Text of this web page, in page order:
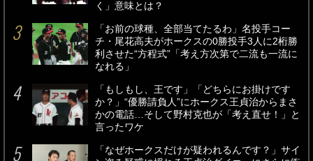
く」意味とは？
「お前の球種、全部当てたるわ」名投手コー
チ・尾花高夫がホークスの0勝投手3人に2桁勝
利させた“方程式”「考え方次第で二流も一流に
なれる」
「もしもし、王です」「どちらにお掛けです
か？」“優勝請負人”にホークス王貞治からまさ
かの電話…そして野村克也が「考え直せ！」と
言ったワケ
「なぜホークスだけが疑われるんです？」サイ